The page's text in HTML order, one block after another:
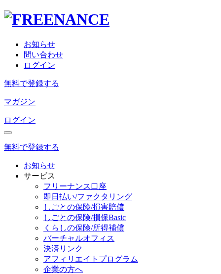
お知らせ
問い合わせ
ログイン
無料で登録する
マガジン
ログイン
無料で登録する
お知らせ
サービス
フリーナンス口座
即日払い/ファクタリング
しごとの保険/損害賠償
しごとの保険/損保Basic
くらしの保険/所得補償
バーチャルオフィス
決済リンク
アフィリエイトプログラム
企業の方へ